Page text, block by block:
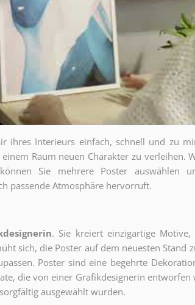
ihres Interieurs einfach, schnell und zu
Raum neuen Charakter zu verleihen.
Sie mehrere Poster auswählen
passende Atmosphäre hervorruft.
. Sie kreiert einzigartige Motive,
sich, die Poster auf dem neuesten Stand
Poster sind eine begehrte
die von einer Grafikdesignerin entworfen
ausgewählt wurden.